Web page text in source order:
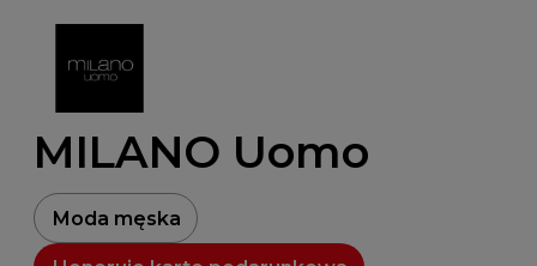
MILANO Uomo
Moda męska